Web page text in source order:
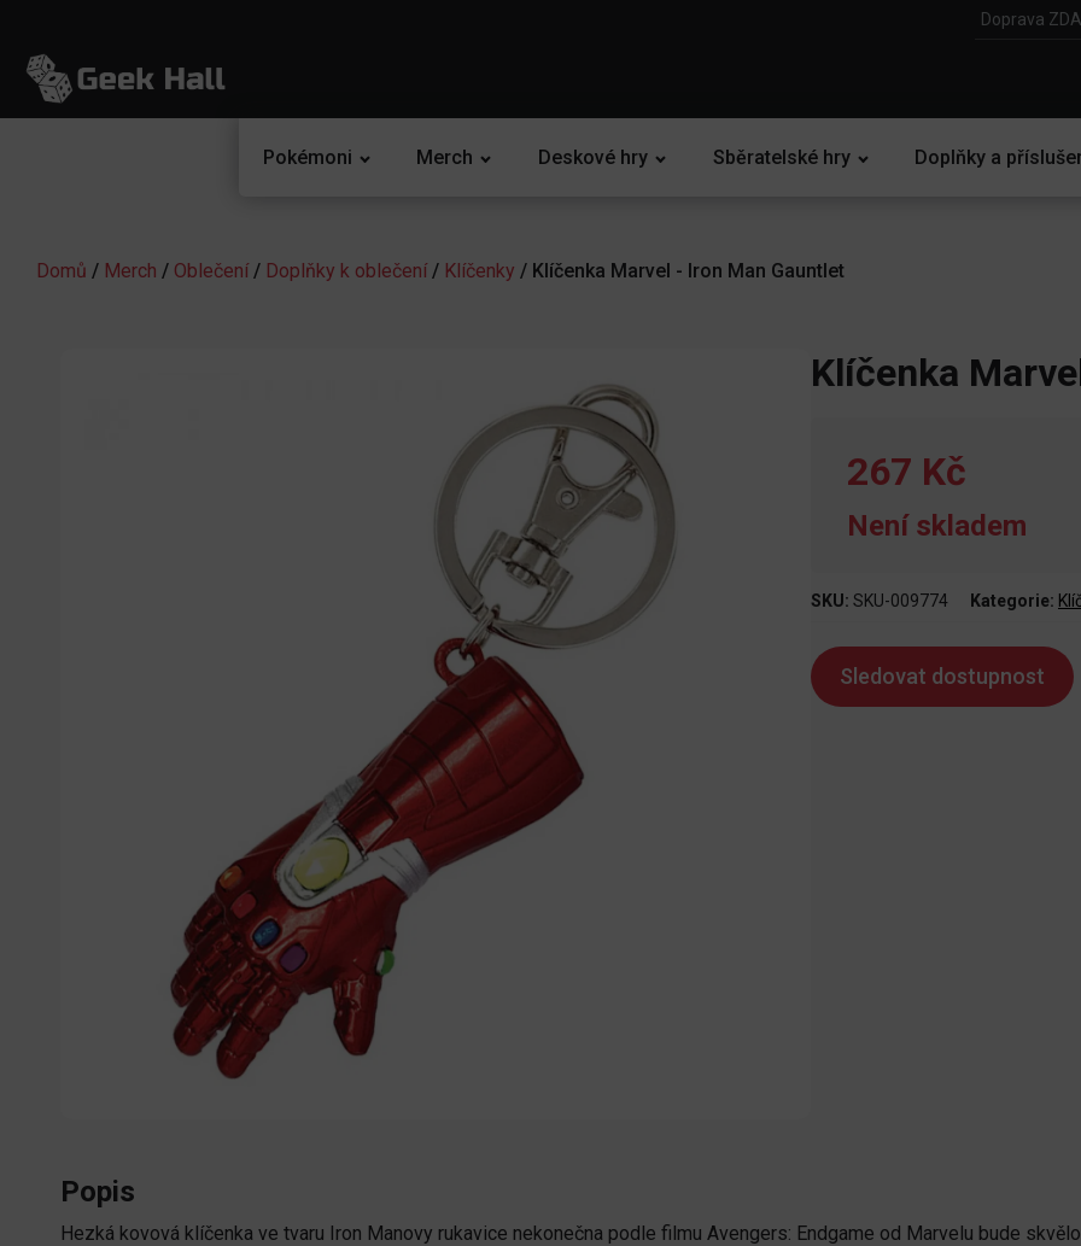
Doprava
Pokémoni Merch Deskové hry Sběratelské hry Doplňky a
Domů / Merch / Oblečení / Doplňky k oblečení / Klíčenky / Klíčenka Marvel - Iron Man Gauntlet
Klíčenka
267 Kč
Není skladem
SKU: SKU-009774 Kategorie:
Popis
Hezká kovová klíčenka ve tvaru Iron Manovy rukavice nekonečna podle filmu Avengers: Endgame od Marvelu bude